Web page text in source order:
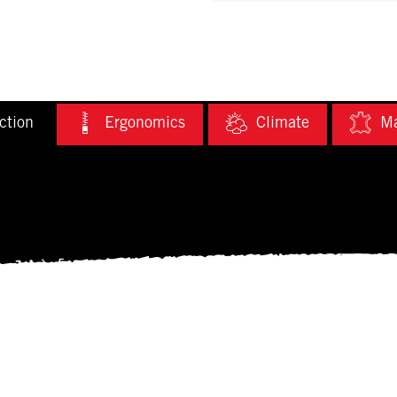
Ergonomics Climate